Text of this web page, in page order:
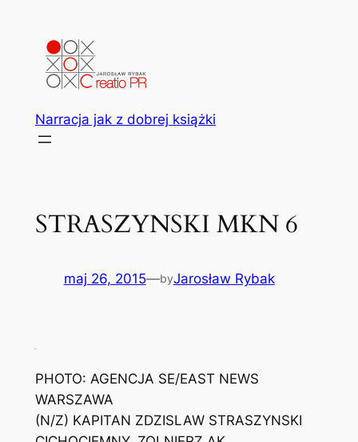
Narracja jak z dobrej książki
STRASZYNSKI MKN 6
maj 26, 2015—byJarosław Rybak
PHOTO: AGENCJA SE/EAST NEWS
WARSZAWA
(N/Z) KAPITAN ZDZISLAW STRASZYNSKI